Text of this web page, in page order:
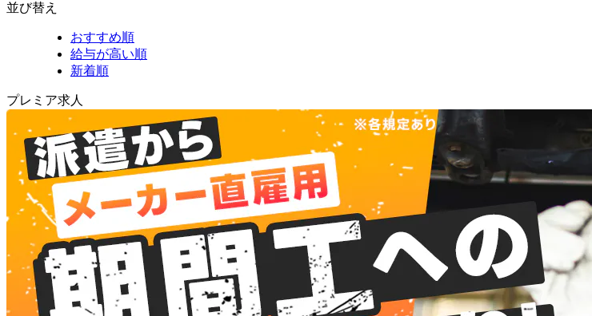
並び替え
おすすめ順
給与が高い順
新着順
プレミア求人